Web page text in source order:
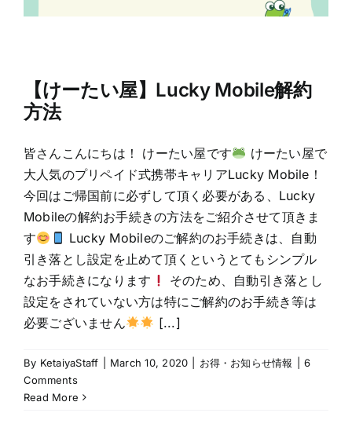
【けーたい屋】Lucky Mobile解約
方法
皆さんこんにちは！ けーたい屋です
けーたい屋で
大人気のプリペイド式携帯キャリアLucky Mobile！
今回はご帰国前に必ずして頂く必要がある、Lucky
Mobileの解約お手続きの方法をご紹介させて頂きま
す
Lucky Mobileのご解約のお手続きは、自動
引き落とし設定を止めて頂くというとてもシンプル
なお手続きになります
そのため、自動引き落とし
設定をされていない方は特にご解約のお手続き等は
必要ございません
[...]
By KetaiyaStaff March 10, 2020 お得・お知らせ情報
6
Comments
Read More